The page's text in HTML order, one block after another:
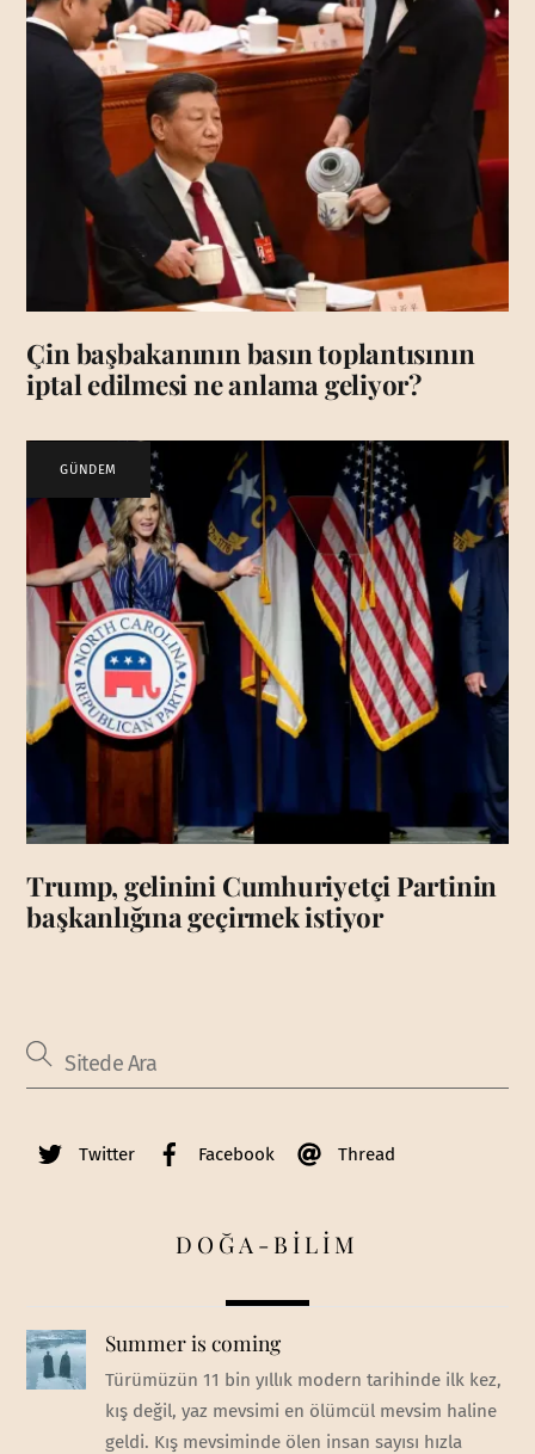
Çin başbakanının basın toplantısının
iptal edilmesi ne anlama geliyor?
GÜNDEM
Trump, gelinini Cumhuriyetçi Partinin
başkanlığına geçirmek istiyor
Twitter Facebook Thread
DOĞA-BİLİM
Summer is coming
Türümüzün 11 bin yıllık modern tarihinde ilk kez,
kış değil, yaz mevsimi en ölümcül mevsim haline
geldi. Kış mevsiminde ölen insan sayısı hızla